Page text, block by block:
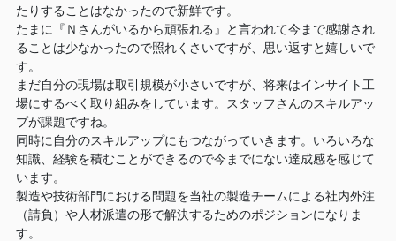
たりすることはなかったので新鮮です。
たまに『Ｎさんがいるから頑張れる』と言われて今まで感謝され
ることは少なかったので照れくさいですが、思い返すと嬉しいで
す。
まだ自分の現場は取引規模が小さいですが、将来はインサイト工
場にするべく取り組みをしています。スタッフさんのスキルアッ
プが課題ですね。
同時に自分のスキルアップにもつながっていきます。いろいろな
知識、経験を積むことができるので今までにない達成感を感じて
います。
製造や技術部門における問題を当社の製造チームによる社内外注
（請負）や人材派遣の形で解決するためのポジションになりま
す。